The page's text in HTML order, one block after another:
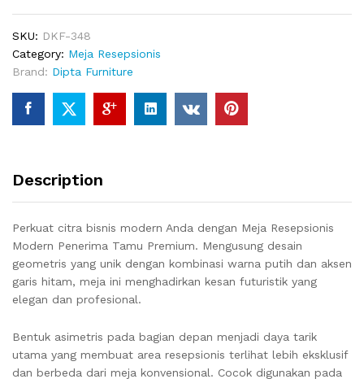
SKU: DKF-348
Category: Meja Resepsionis
Brand: Dipta Furniture
Description
Perkuat citra bisnis modern Anda dengan Meja Resepsionis
Modern Penerima Tamu Premium. Mengusung desain
geometris yang unik dengan kombinasi warna putih dan aksen
garis hitam, meja ini menghadirkan kesan futuristik yang
elegan dan profesional.
Bentuk asimetris pada bagian depan menjadi daya tarik
utama yang membuat area resepsionis terlihat lebih eksklusif
dan berbeda dari meja konvensional. Cocok digunakan pada